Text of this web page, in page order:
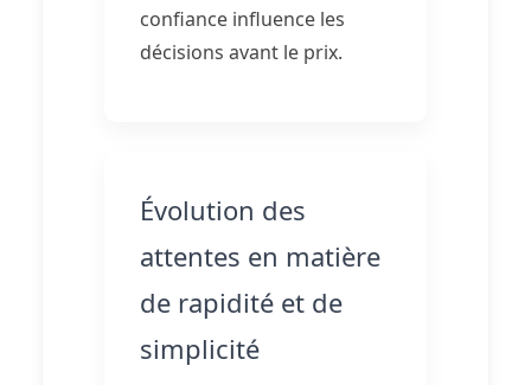
confiance influence les
décisions avant le prix.
Évolution des
attentes en matière
de rapidité et de
simplicité